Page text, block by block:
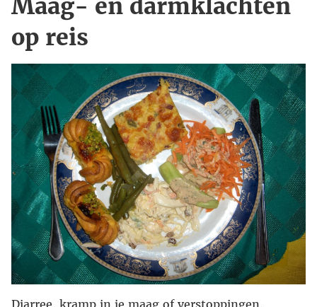
Maag- en darmklachten
op reis
Diarree, kramp in je maag of verstoppingen,